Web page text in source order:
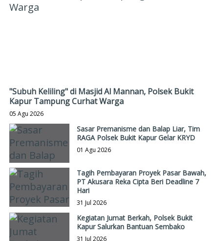
"Subuh Keliling" di Masjid Al Mannan, Polsek Bukit
Kapur Tampung Curhat Warga
05 Agu 2026
Sasar Premanisme dan Balap Liar, Tim
RAGA Polsek Bukit Kapur Gelar KRYD
01 Agu 2026
Tagih Pembayaran Proyek Pasar Bawah,
PT Akusara Reka Cipta Beri Deadline 7
Hari
31 Jul 2026
Kegiatan Jumat Berkah, Polsek Bukit
Kapur Salurkan Bantuan Sembako
31 Jul 2026